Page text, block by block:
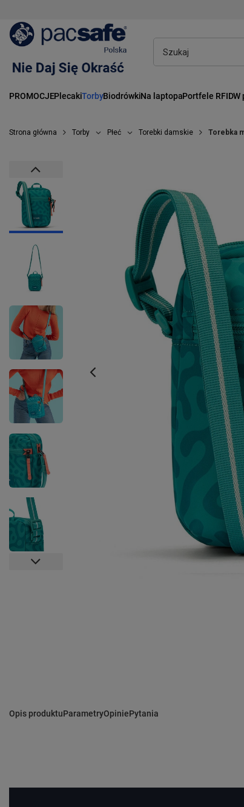
PROMOCJEPlecakiTorbyBiodrówkiNa laptopaPortfele RFIDW
Strona główna Torby Płeć Torebki damskie Torebka
Opis produktuParametryOpiniePytania